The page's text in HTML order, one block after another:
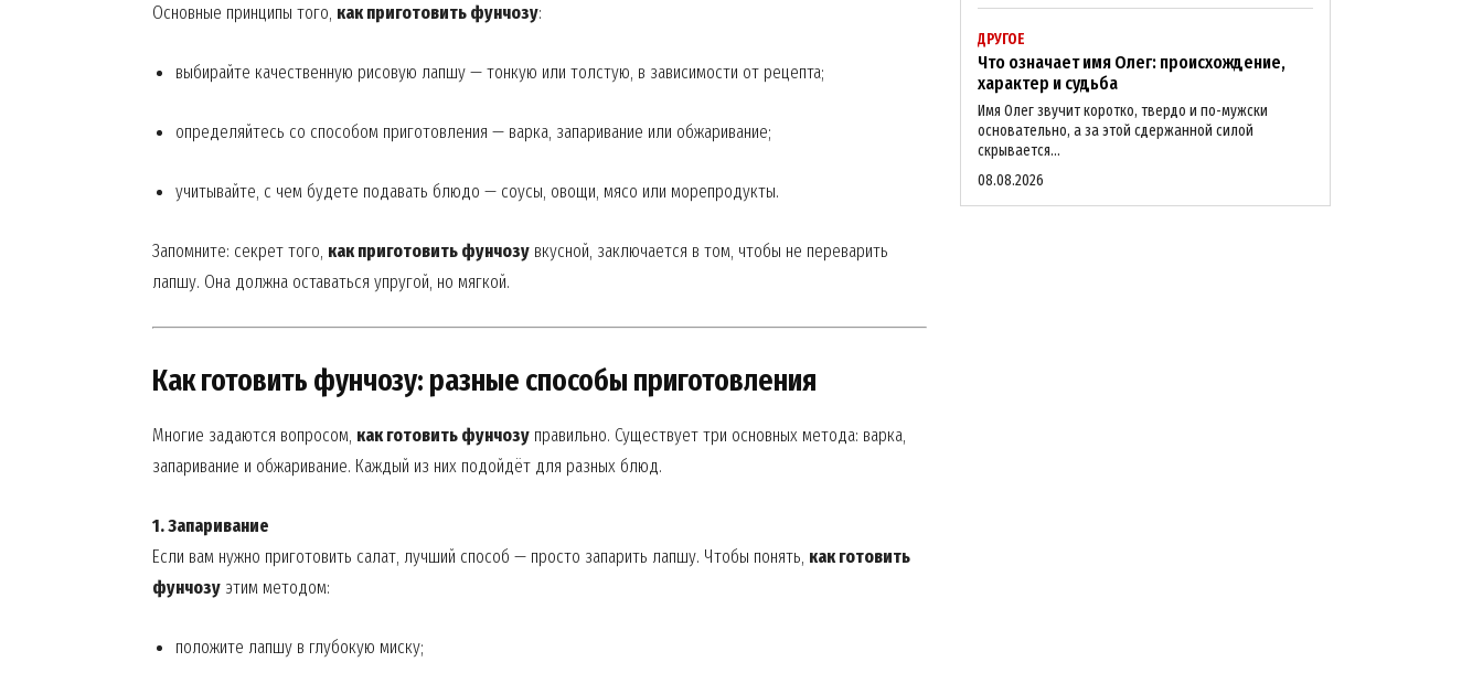
Основные принципы того, как приготовить фунчозу:
выбирайте качественную рисовую лапшу — тонкую или толстую, в зависимости от рецепта;
определяйтесь со способом приготовления — варка, запаривание или обжаривание;
учитывайте, с чем будете подавать блюдо — соусы, овощи, мясо или морепродукты.
Запомните: секрет того, как приготовить фунчозу вкусной, заключается в том, чтобы не переварить
лапшу. Она должна оставаться упругой, но мягкой.
Как готовить фунчозу: разные способы приготовления
Многие задаются вопросом, как готовить фунчозу правильно. Существует три основных метода: варка,
запаривание и обжаривание. Каждый из них подойдёт для разных блюд.
1. Запаривание
Если вам нужно приготовить салат, лучший способ — просто запарить лапшу. Чтобы понять, как готовить
фунчозу этим методом:
положите лапшу в глубокую миску;
ДРУГОЕ
Что означает имя Олег: происхождение,
характер и судьба
Имя Олег звучит коротко, твердо и по-мужски
основательно, а за этой сдержанной силой
скрывается...
08.08.2026